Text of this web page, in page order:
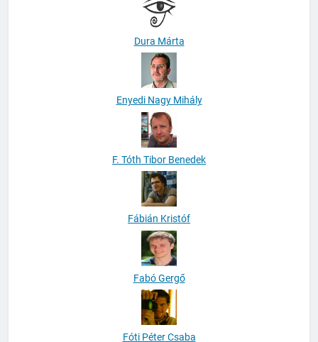
Dura Márta
Enyedi Nagy Mihály
F. Tóth Tibor Benedek
Fábián Kristóf
Fabó Gergő
Fóti Péter Csaba